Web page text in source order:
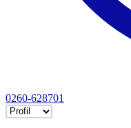
0260-628701
Selectează tab